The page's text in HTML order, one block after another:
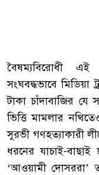
‎বৈষম্যবিরোধী
সংঘবদ্ধভাবে মিডিয়া
টাকা চাঁদাবাজির যে
ভিত্তি মামলার
সুরভী গণহত্যাকারী
ধরনের যাচাই-বাছাই
‘আওয়ামী দোসররা’